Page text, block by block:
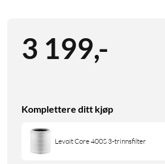
3 199,-
Komplettere ditt kjøp
Levoit Core 400S 3-trinnsfilter